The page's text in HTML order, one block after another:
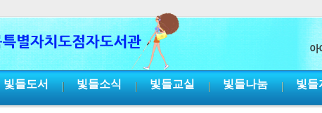
아
빛들도서 빛들소식 빛들교실 빛들나눔 빛들